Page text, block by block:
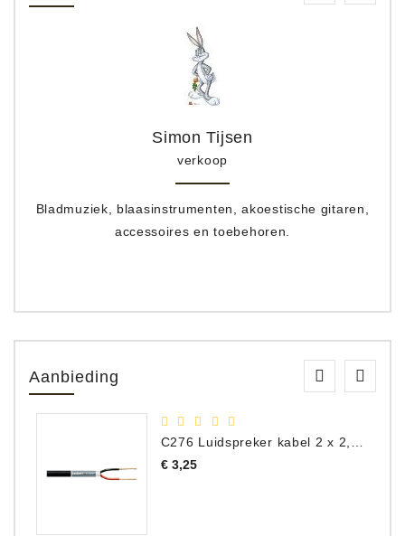
Simon Tijsen
verkoop
Bladmuziek, blaasinstrumenten, akoestische gitaren,
accessoires en toebehoren.
Aanbieding
C276 Luidspreker kabel 2 x 2,50 mm² (per meter)
€ 3,25Prijs